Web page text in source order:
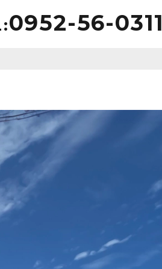
0952-56-0311